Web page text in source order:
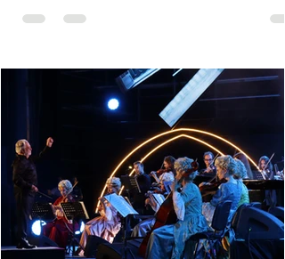
ambiance tunisienne traditionnelle typique
de beauté, ainsi que la foule attirée et entraînée
cette célébration, comprenant notamment les
youyous, les larmes de bonheur et les
applaudissements sincères. "Ya Loumima"
sans doute, à capturer toute l'ambivalence de
moment précieux grâce à une performance